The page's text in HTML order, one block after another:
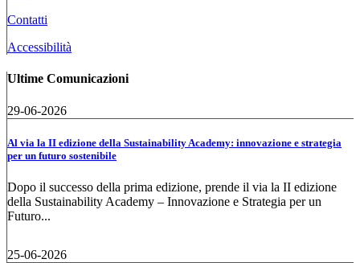
Contatti
Accessibilità
Ultime Comunicazioni
29-06-2026
Al via la II edizione della Sustainability Academy: innovazione e strategia
per un futuro sostenibile
Dopo il successo della prima edizione, prende il via la II edizione
della Sustainability Academy – Innovazione e Strategia per un
Futuro...
25-06-2026